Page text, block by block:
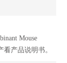
Mouse
看产品说明书。